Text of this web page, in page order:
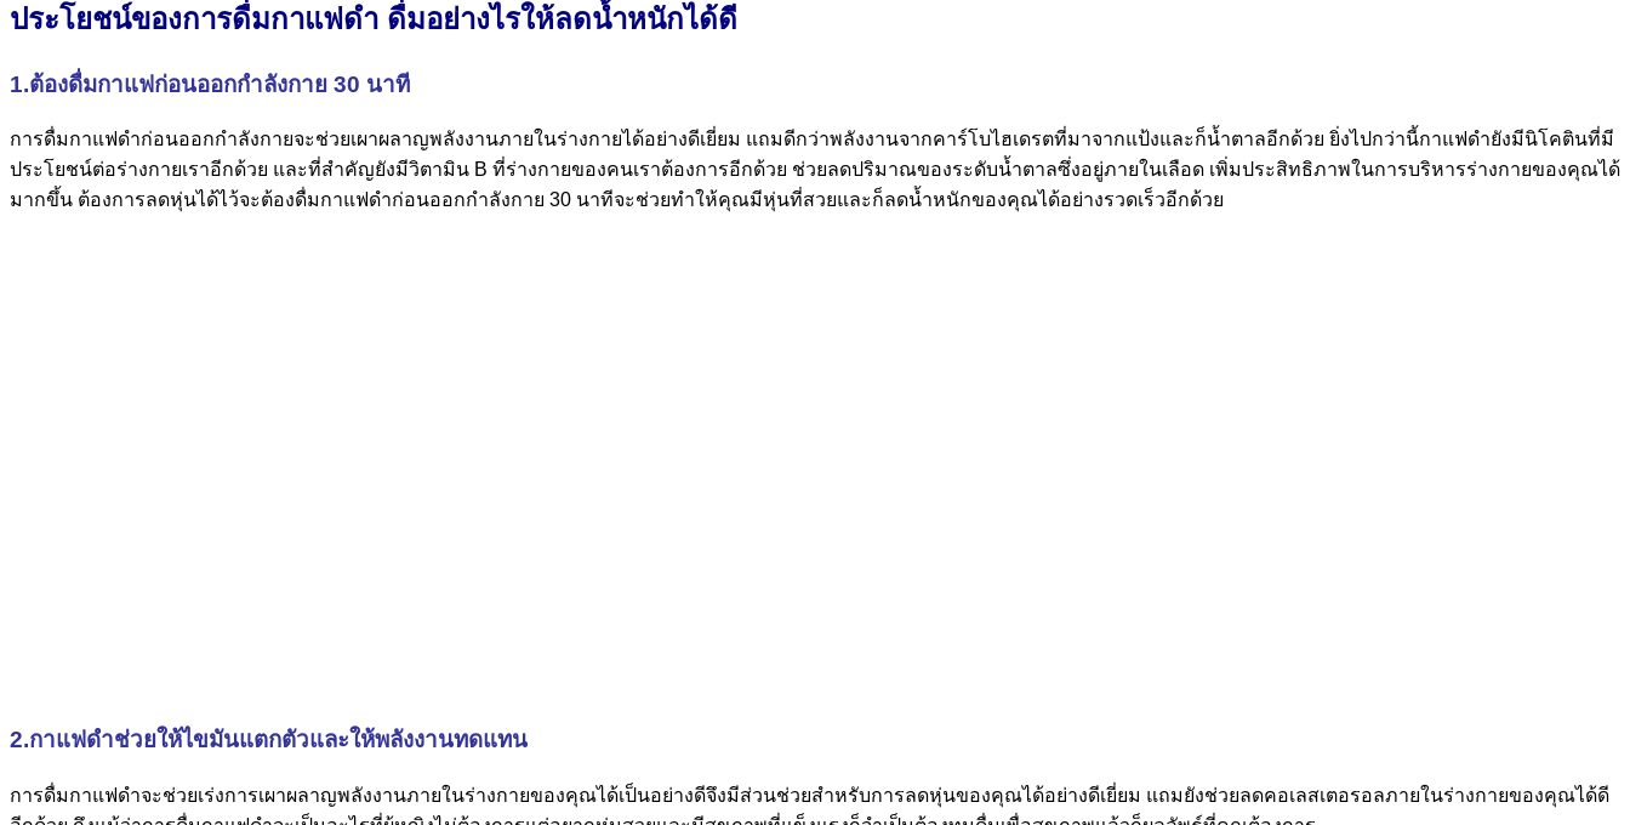
ประโยชน์ของการดื่มกาแฟดำ ดื่มอย่างไรให้ลดน้ำหนักได้ดี
1.ต้องดื่มกาแฟก่อนออกกำลังกาย 30 นาที
การดื่มกาแฟดำก่อนออกกำลังกายจะช่วยเผาผลาญพลังงานภายในร่างกายได้อย่างดีเยี่ยม แถมดีกว่าพลังงานจากคาร์โบไฮเดรตที่มาจากแป้งและก็น้ำตาลอีกด้วย ยิ่งไปกว่านี้กาแฟดำยังมีนิโคตินที่มี
ประโยชน์ต่อร่างกายเราอีกด้วย และที่สำคัญยังมีวิตามิน B ที่ร่างกายของคนเราต้องการอีกด้วย ช่วยลดปริมาณของระดับน้ำตาลซึ่งอยู่ภายในเลือด เพิ่มประสิทธิภาพในการบริหารร่างกายของคุณได้
มากขึ้น ต้องการลดหุ่นได้ไว้จะต้องดื่มกาแฟดำก่อนออกกำลังกาย 30 นาทีจะช่วยทำให้คุณมีหุ่นที่สวยและก็ลดน้ำหนักของคุณได้อย่างรวดเร็วอีกด้วย
2.กาแฟดำช่วยให้ไขมันแตกตัวและให้พลังงานทดแทน
การดื่มกาแฟดำจะช่วยเร่งการเผาผลาญพลังงานภายในร่างกายของคุณได้เป็นอย่างดีจึงมีส่วนช่วยสำหรับการลดหุ่นของคุณได้อย่างดีเยี่ยม แถมยังช่วยลดคอเลสเตอรอลภายในร่างกายของคุณได้ดี